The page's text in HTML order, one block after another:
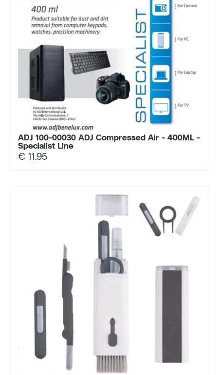
ADJ 100-00030 ADJ Compressed Air - 400ML -
Specialist Line
€ 11.95